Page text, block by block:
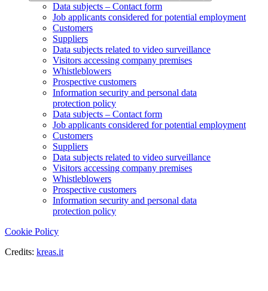
Data subjects – Contact form
Job applicants considered for potential employment
Customers
Suppliers
Data subjects related to video surveillance
Visitors accessing company premises
Whistleblowers
Prospective customers
Information security and personal data
protection policy
Data subjects – Contact form
Job applicants considered for potential employment
Customers
Suppliers
Data subjects related to video surveillance
Visitors accessing company premises
Whistleblowers
Prospective customers
Information security and personal data
protection policy
Cookie Policy
Credits: kreas.it